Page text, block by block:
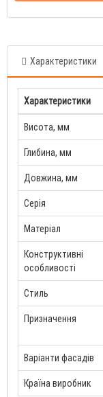
Характеристики
Характеристики
Висота, мм
Глибина, мм
Довжина, мм
Серія
Матеріал
Конструктивні
особливості
Стиль
Призначення
Варіанти фасадів
Країна виробник